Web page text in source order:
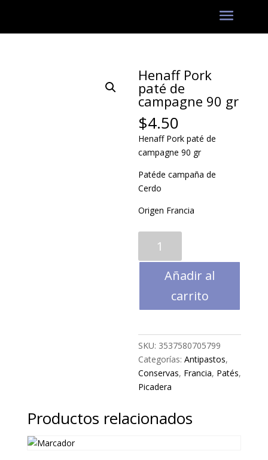
Henaff Pork
paté de
campagne 90 gr
$4.50
Henaff Pork paté de
campagne 90 gr
Patéde campaña de
Cerdo
Origen Francia
paté
campagne
90
cantidad
Añadir al
carrito
SKU: 3537580705799
Categorías:Antipastos,
Conservas, Francia, Patés,
Picadera
Productos relacionados